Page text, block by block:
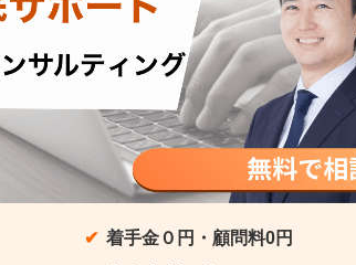
着手金０円・顧問料0円